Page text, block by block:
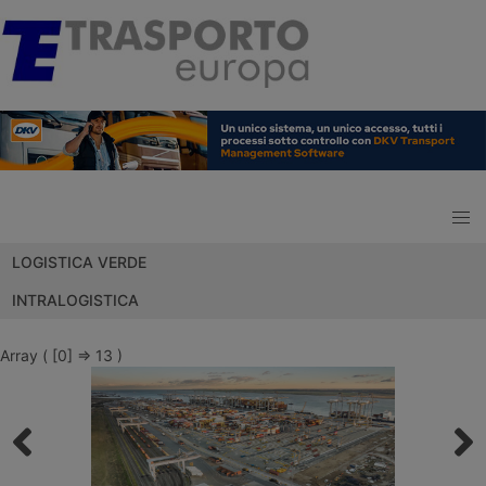
LOGISTICA VERDE
INTRALOGISTICA
Array ( [0] => 13 )